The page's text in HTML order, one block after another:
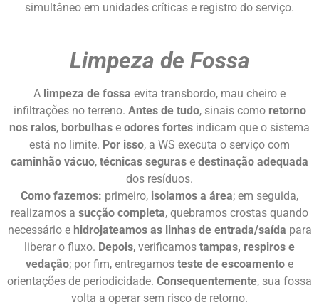
simultâneo em unidades críticas e registro do serviço.
Limpeza de Fossa
A limpeza de fossa evita transbordo, mau cheiro e
infiltrações no terreno. Antes de tudo, sinais como retorno
nos ralos, borbulhas e odores fortes indicam que o sistema
está no limite. Por isso, a WS executa o serviço com
caminhão vácuo, técnicas seguras e destinação adequada
dos resíduos.
Como fazemos: primeiro, isolamos a área; em seguida,
realizamos a sucção completa, quebramos crostas quando
necessário e hidrojateamos as linhas de entrada/saída para
liberar o fluxo. Depois, verificamos tampas, respiros e
vedação; por fim, entregamos teste de escoamento e
orientações de periodicidade. Consequentemente, sua fossa
volta a operar sem risco de retorno.